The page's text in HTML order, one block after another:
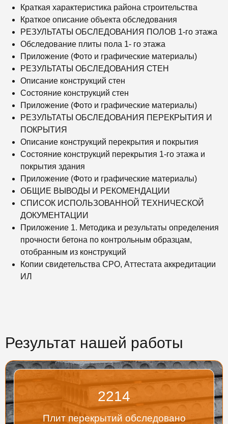
Краткая характеристика района строительства
Краткое описание объекта обследования
РЕЗУЛЬТАТЫ ОБСЛЕДОВАНИЯ ПОЛОВ 1-го этажа
Обследование плиты пола 1- го этажа
Приложение (Фото и графические материалы)
РЕЗУЛЬТАТЫ ОБСЛЕДОВАНИЯ СТЕН
Описание конструкций стен
Состояние конструкций стен
Приложение (Фото и графические материалы)
РЕЗУЛЬТАТЫ ОБСЛЕДОВАНИЯ ПЕРЕКРЫТИЯ И
ПОКРЫТИЯ
Описание конструкций перекрытия и покрытия
Состояние конструкций перекрытия 1-го этажа и
покрытия здания
Приложение (Фото и графические материалы)
ОБЩИЕ ВЫВОДЫ И РЕКОМЕНДАЦИИ
СПИСОК ИСПОЛЬЗОВАННОЙ ТЕХНИЧЕСКОЙ
ДОКУМЕНТАЦИИ
Приложение 1. Методика и результаты определения
прочности бетона по контрольным образцам,
отобранным из конструкций
Копии свидетельства СРО, Аттестата аккредитации
ИЛ
Результат нашей работы
2214
Плит перекрытий обследовано